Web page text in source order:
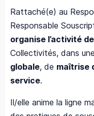
Rattaché(e) au
Responsable
organise l’activité
Collectivités, dans
globale, de maîtrise
service.
Il/elle anime la ligne